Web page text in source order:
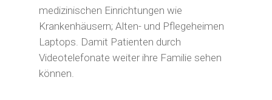
medizinischen Einrichtungen wie
Krankenhäusern; Alten- und Pflegeheimen
Laptops. Damit Patienten durch
Videotelefonate weiter ihre Familie sehen
können.